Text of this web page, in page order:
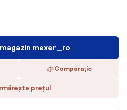
mexen_ro
Comparaţie
prețul